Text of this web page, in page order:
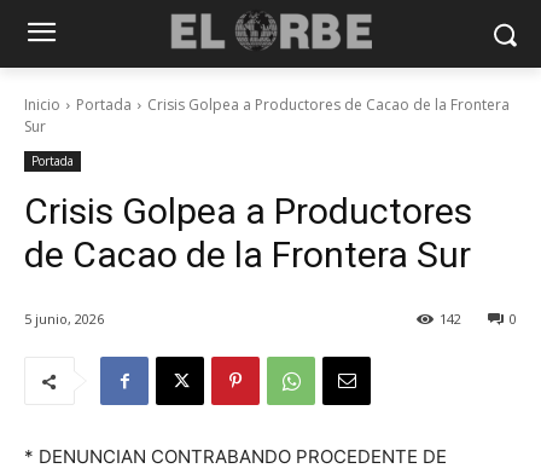
Inicio Portada
Crisis Golpea a Productores de Cacao de la Frontera
Sur
Portada
Crisis Golpea a Productores
de Cacao de la Frontera Sur
5 junio, 2026 0
142
* DENUNCIAN CONTRABANDO PROCEDENTE DE